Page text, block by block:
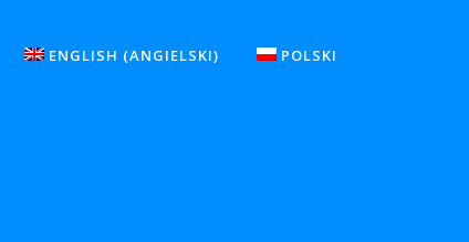
ENGLISH (ANGIELSKI) POLSKI